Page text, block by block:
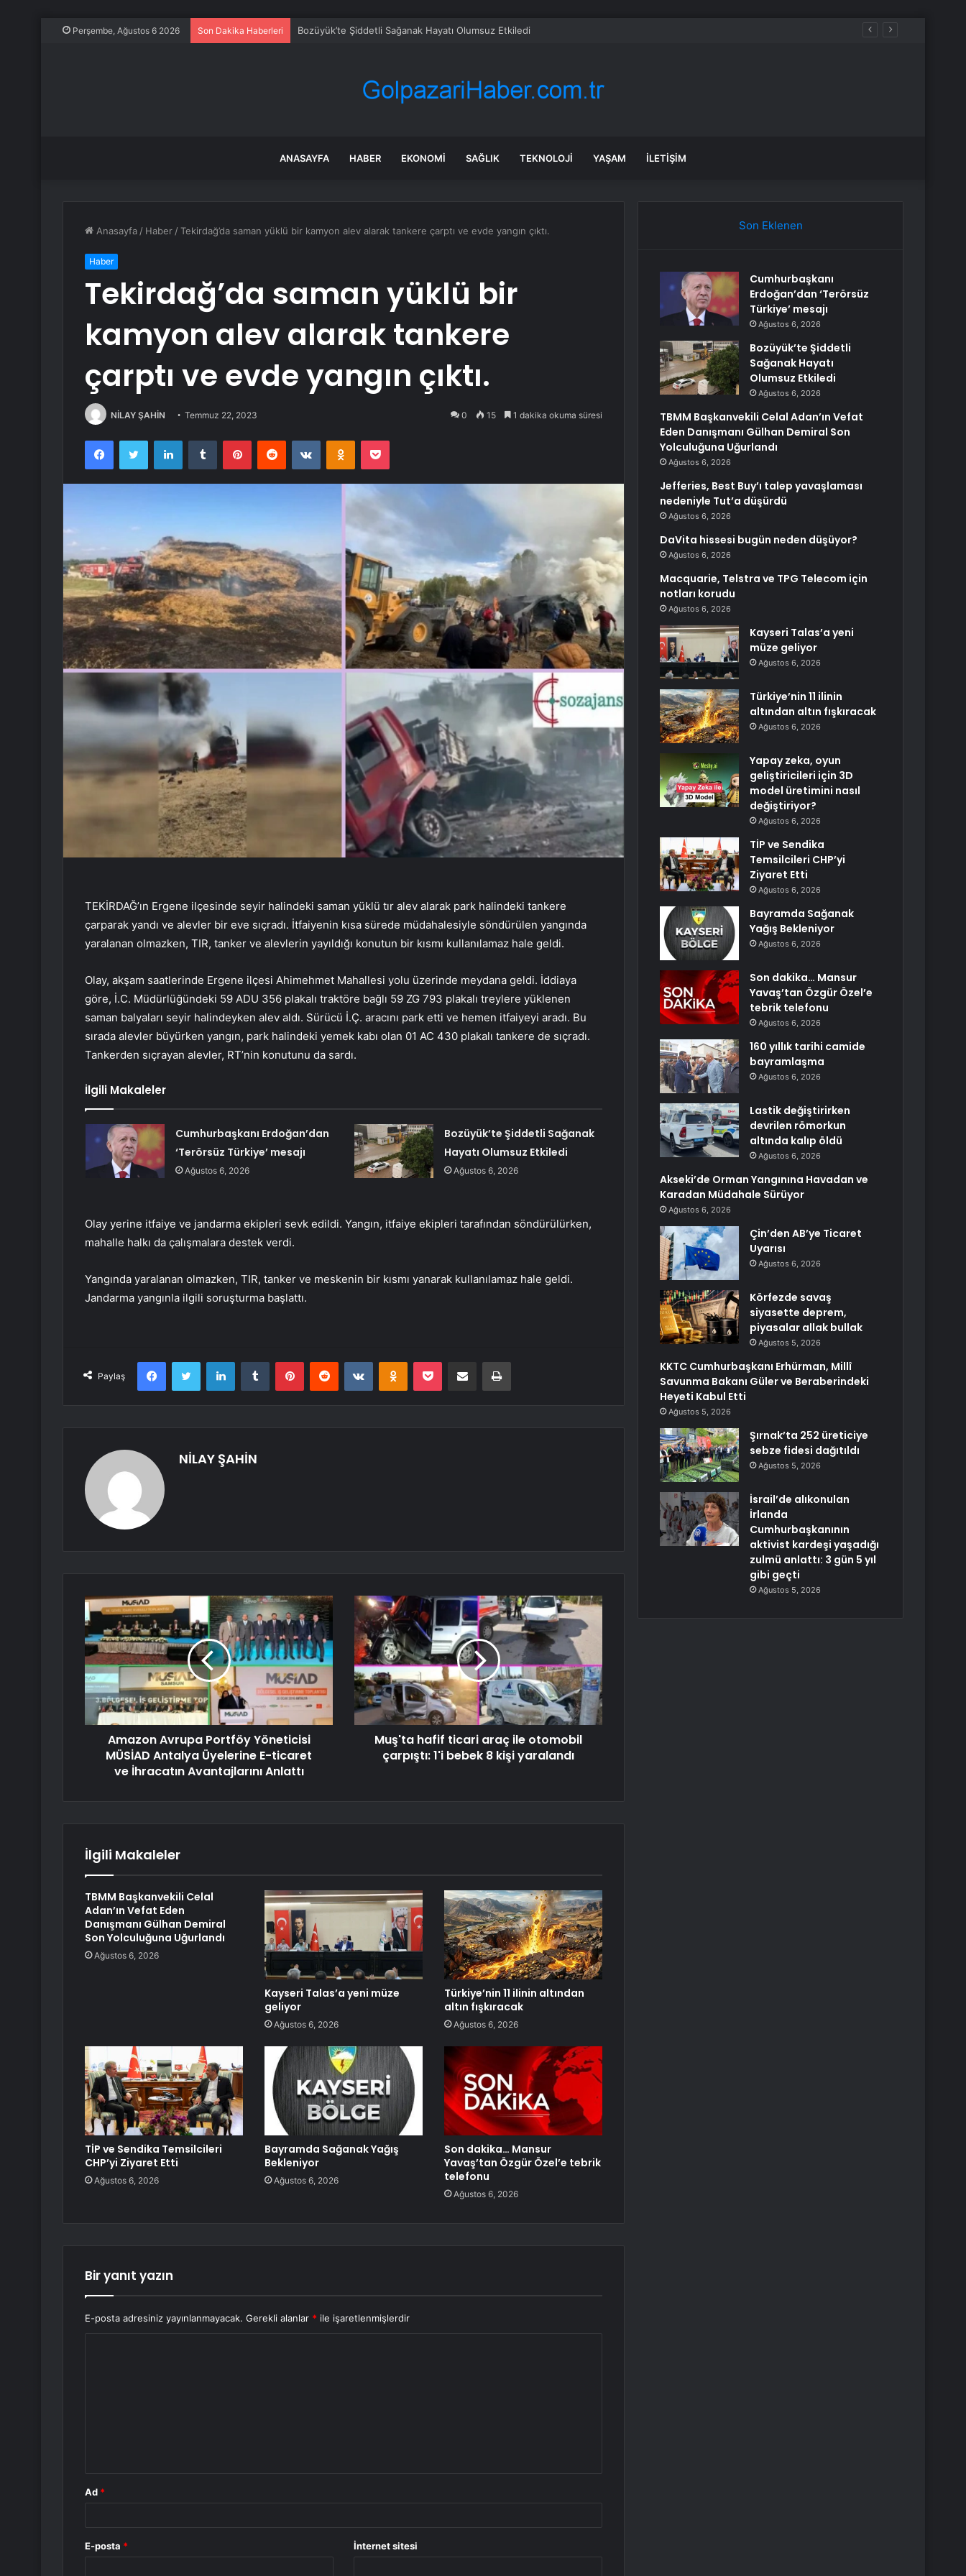
Perşembe, Ağustos 6 2026 Son Dakika Haberleri Bozüyük’te Şiddetli Sağanak Hayatı Olumsuz Etkiledi
ANASAYFA HABER EKONOMI SAĞLIK TEKNOLOJI YAŞAM İLETIŞIM
Anasayfa / Haber /Tekirdağ’da saman yüklü bir kamyon alev alarak tankere çarptı ve evde yangın çıktı.
Haber
Tekirdağ’da saman yüklü bir
kamyon alev alarak tankere
çarptı ve evde yangın çıktı.
NİLAY ŞAHİN Temmuz 22, 2023 0 15 1 dakika okuma süresi
FacebookTwitter LinkedInTumblr PinterestReddit VKontakteOdnoklassniki
Pocket
TEKİRDAĞ’ın Ergene ilçesinde seyir halindeki saman yüklü tır alev alarak park halindeki tankere
çarparak yandı ve alevler bir eve sıçradı. İtfaiyenin kısa sürede müdahalesiyle söndürülen yangında
yaralanan olmazken, TIR, tanker ve alevlerin yayıldığı konutun bir kısmı kullanılamaz hale geldi.
Olay, akşam saatlerinde Ergene ilçesi Ahimehmet Mahallesi yolu üzerinde meydana geldi. İddiaya
göre, İ.C. Müdürlüğündeki 59 ADU 356 plakalı traktöre bağlı 59 ZG 793 plakalı treylere yüklenen
saman balyaları seyir halindeyken alev aldı. Sürücü İ.Ç. aracını park etti ve hemen itfaiyeyi aradı. Bu
sırada alevler büyürken yangın, park halindeki yemek kabı olan 01 AC 430 plakalı tankere de sıçradı.
Tankerden sıçrayan alevler, RT’nin konutunu da sardı.
İlgili Makaleler
Cumhurbaşkanı Erdoğan’dan
‘Terörsüz Türkiye’ mesajı
Ağustos 6, 2026
Bozüyük’te Şiddetli Sağanak
Hayatı Olumsuz Etkiledi
Ağustos 6, 2026
Olay yerine itfaiye ve jandarma ekipleri sevk edildi. Yangın, itfaiye ekipleri tarafından söndürülürken,
mahalle halkı da çalışmalara destek verdi.
Yangında yaralanan olmazken, TIR, tanker ve meskenin bir kısmı yanarak kullanılamaz hale geldi.
Jandarma yangınla ilgili soruşturma başlattı.
Paylaş
FacebookTwitter LinkedInTumblr PinterestReddit VKontakteOdnoklassniki
Pocket E-Posta ile paylaş Yazdır
NİLAY ŞAHİN
Amazon Avrupa Portföy Yöneticisi
MÜSİAD Antalya Üyelerine E-ticaret
ve İhracatın Avantajlarını Anlattı
Muş'ta hafif ticari araç ile otomobil
çarpıştı: 1'i bebek 8 kişi yaralandı
İlgili Makaleler
TBMM Başkanvekili Celal
Adan’ın Vefat Eden
Danışmanı Gülhan Demiral
Son Yolculuğuna Uğurlandı
Ağustos 6, 2026
Kayseri Talas’a yeni müze
geliyor
Ağustos 6, 2026
Türkiye’nin 11 ilinin altından
altın fışkıracak
Ağustos 6, 2026
TİP ve Sendika Temsilcileri
CHP’yi Ziyaret Etti
Ağustos 6, 2026
Bayramda Sağanak Yağış
Bekleniyor
Ağustos 6, 2026
Son dakika… Mansur
Yavaş’tan Özgür Özel’e tebrik
telefonu
Ağustos 6, 2026
Bir yanıt yazın
E-posta adresiniz yayınlanmayacak. Gerekli alanlar * ile işaretlenmişlerdir
Ad *
E-posta * İnternet sitesi
Son Eklenen
Cumhurbaşkanı
Erdoğan’dan ‘Terörsüz
Türkiye’ mesajı
Ağustos 6, 2026
Bozüyük’te Şiddetli
Sağanak Hayatı
Olumsuz Etkiledi
Ağustos 6, 2026
TBMM Başkanvekili Celal Adan’ın Vefat
Eden Danışmanı Gülhan Demiral Son
Yolculuğuna Uğurlandı
Ağustos 6, 2026
Jefferies, Best Buy’ı talep yavaşlaması
nedeniyle Tut’a düşürdü
Ağustos 6, 2026
DaVita hissesi bugün neden düşüyor?
Ağustos 6, 2026
Macquarie, Telstra ve TPG Telecom için
notları korudu
Ağustos 6, 2026
Kayseri Talas’a yeni
müze geliyor
Ağustos 6, 2026
Türkiye’nin 11 ilinin
altından altın fışkıracak
Ağustos 6, 2026
Yapay zeka, oyun
geliştiricileri için 3D
model üretimini nasıl
değiştiriyor?
Ağustos 6, 2026
TİP ve Sendika
Temsilcileri CHP’yi
Ziyaret Etti
Ağustos 6, 2026
Bayramda Sağanak
Yağış Bekleniyor
Ağustos 6, 2026
Son dakika… Mansur
Yavaş’tan Özgür Özel’e
tebrik telefonu
Ağustos 6, 2026
160 yıllık tarihi camide
bayramlaşma
Ağustos 6, 2026
Lastik değiştirirken
devrilen römorkun
altında kalıp öldü
Ağustos 6, 2026
Akseki’de Orman Yangınına Havadan ve
Karadan Müdahale Sürüyor
Ağustos 6, 2026
Çin’den AB’ye Ticaret
Uyarısı
Ağustos 6, 2026
Körfezde savaş
siyasette deprem,
piyasalar allak bullak
Ağustos 5, 2026
KKTC Cumhurbaşkanı Erhürman, Millî
Savunma Bakanı Güler ve Beraberindeki
Heyeti Kabul Etti
Ağustos 5, 2026
Şırnak’ta 252 üreticiye
sebze fidesi dağıtıldı
Ağustos 5, 2026
İsrail’de alıkonulan
İrlanda
Cumhurbaşkanının
aktivist kardeşi yaşadığı
zulmü anlattı: 3 gün 5 yıl
gibi geçti
Ağustos 5, 2026